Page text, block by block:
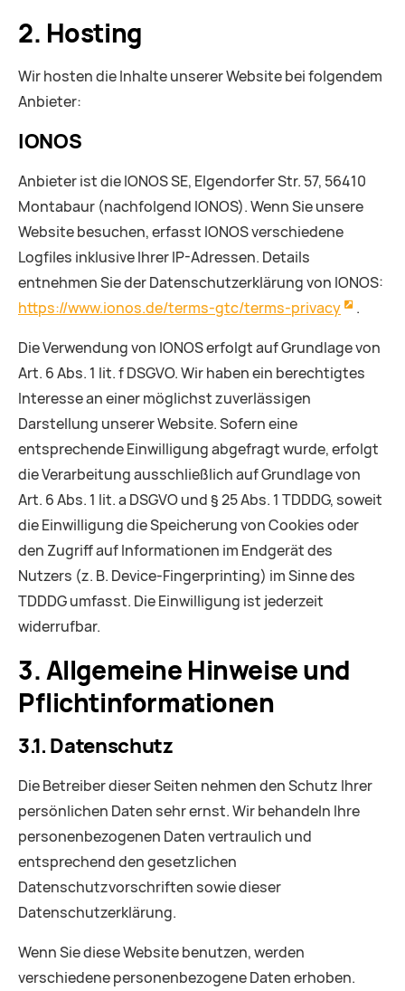
2. Hosting
Wir hosten die Inhalte unserer Website bei folgendem
Anbieter:
IONOS
Anbieter ist die IONOS SE, Elgendorfer Str. 57, 56410
Montabaur (nachfolgend IONOS). Wenn Sie unsere
Website besuchen, erfasst IONOS verschiedene
Logfiles inklusive Ihrer IP-Adressen. Details
entnehmen Sie der Datenschutzerklärung von IONOS:
https://www.ionos.de/terms-gtc/terms-privacy
.
Die Verwendung von IONOS erfolgt auf Grundlage von
Art. 6 Abs. 1 lit. f DSGVO. Wir haben ein berechtigtes
Interesse an einer möglichst zuverlässigen
Darstellung unserer Website. Sofern eine
entsprechende Einwilligung abgefragt wurde, erfolgt
die Verarbeitung ausschließlich auf Grundlage von
Art. 6 Abs. 1 lit. a DSGVO und § 25 Abs. 1 TDDDG, soweit
die Einwilligung die Speicherung von Cookies oder
den Zugriff auf Informationen im Endgerät des
Nutzers (z. B. Device-Fingerprinting) im Sinne des
TDDDG umfasst. Die Einwilligung ist jederzeit
widerrufbar.
3. Allgemeine Hinweise und
Pflicht­informationen
3.1. Datenschutz
Die Betreiber dieser Seiten nehmen den Schutz Ihrer
persönlichen Daten sehr ernst. Wir behandeln Ihre
personenbezogenen Daten vertraulich und
entsprechend den gesetzlichen
Datenschutzvorschriften sowie dieser
Datenschutzerklärung.
Wenn Sie diese Website benutzen, werden
verschiedene personenbezogene Daten erhoben.